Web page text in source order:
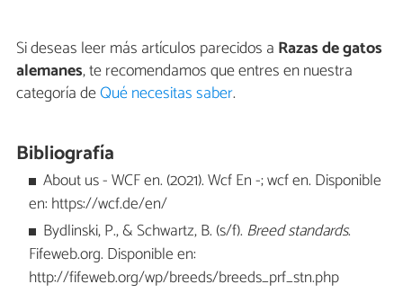
Si deseas leer más artículos parecidos a Razas de gatos
alemanes, te recomendamos que entres en nuestra
categoría deQué necesitas saber.
Bibliografía
About us - WCF en. (2021). Wcf En -; wcf en. Disponible
en: https://wcf.de/en/
Bydlinski, P., & Schwartz, B. (s/f). Breed standards.
Fifeweb.org. Disponible en:
http://fifeweb.org/wp/breeds/breeds_prf_stn.php